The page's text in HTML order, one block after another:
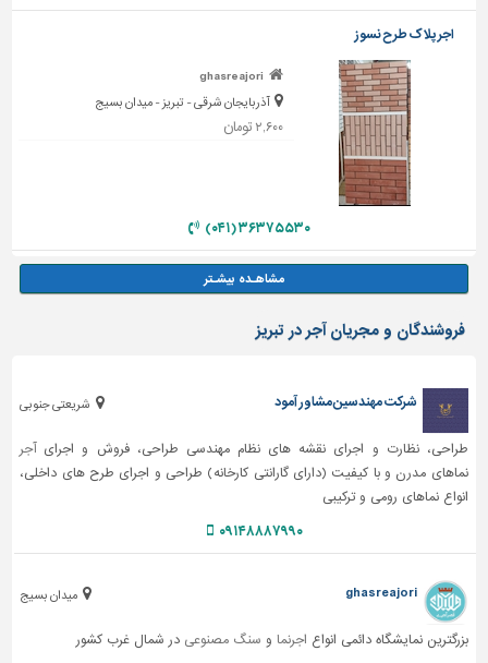
اجر پلاک طرح نسوز
ghasreajori
آذربایجان شرقی - تبریز - میدان بسیج
۲,۶۰۰ تومان
۳۶۳۷۵۵۳۰ (۰۴۱)
فروشندگان و مجریان آجر در تبریز
شریعتی جنوبی شرکت مهندسین مشاور آمود
طراحی، نظارت و اجرای نقشه های نظام مهندسی طراحی، فروش و اجرایآجر
نماهای مدرن و با کیفیت (دارای گارانتی کارخانه) طراحی و اجرای طرح های داخلی،
انواع نماهای رومی و ترکیبی
۰۹۱۴۸۸۸۷۹۹۰
میدان بسیج ghasreajori
بزرگترین نمایشگاه دائمی انواع اجرنما و سنگ مصنوعی در شمال غرب کشور